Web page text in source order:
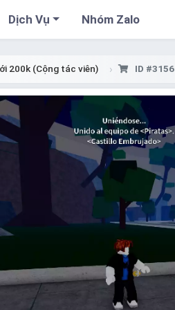
Dịch Vụ Nhóm Zalo
200k (Cộng tác viên) ID #3156